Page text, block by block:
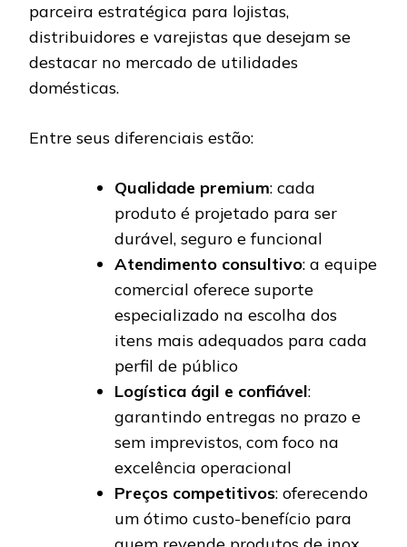
parceira estratégica para lojistas,
distribuidores e varejistas que desejam se
destacar no mercado de utilidades
domésticas.
Entre seus diferenciais estão:
Qualidade premium: cada
produto é projetado para ser
durável, seguro e funcional
Atendimento consultivo: a equipe
comercial oferece suporte
especializado na escolha dos
itens mais adequados para cada
perfil de público
Logística ágil e confiável:
garantindo entregas no prazo e
sem imprevistos, com foco na
excelência operacional
Preços competitivos: oferecendo
um ótimo custo-benefício para